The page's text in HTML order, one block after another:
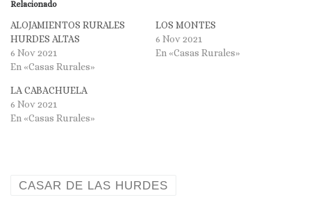
Relacionado
ALOJAMIENTOS RURALES
HURDES ALTAS
6 Nov 2021
En «Casas Rurales»
LOS MONTES
6 Nov 2021
En «Casas Rurales»
LA CABACHUELA
6 Nov 2021
En «Casas Rurales»
CASAR DE LAS HURDES